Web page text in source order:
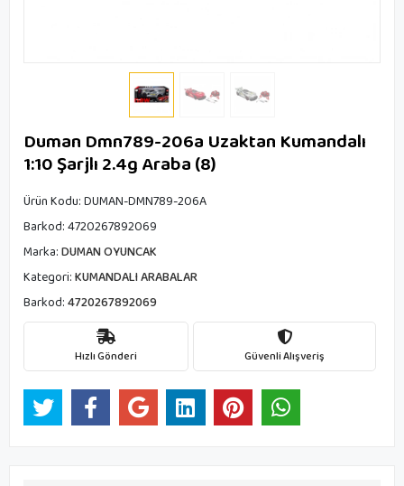
Duman Dmn789-206a Uzaktan Kumandalı
1:10 Şarjlı 2.4g Araba (8)
Ürün Kodu:DUMAN-DMN789-206A
Barkod:4720267892069
Marka:DUMAN OYUNCAK
Kategori:KUMANDALI ARABALAR
Barkod:4720267892069
Hızlı Gönderi Güvenli Alışveriş